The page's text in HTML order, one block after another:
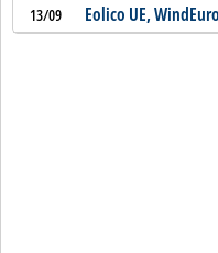
13/09 Eolico UE,